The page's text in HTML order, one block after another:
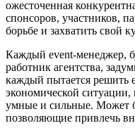
ожесточенная
спонсоров, участников,
борьбе и захватить свой
Каждый event-менеджер,
работник агентства,
каждый пытается решить
экономической
умные и сильные. Может
позволяющие привлечь